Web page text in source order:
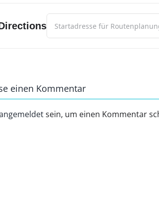
einen Kommentar
sein, um einen Kommentar